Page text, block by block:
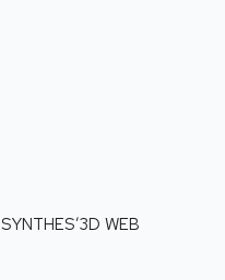
SYNTHES’3D WEB